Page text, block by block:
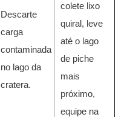
Descarte
carga
contaminada
no lago da
cratera.
colete lixo
quiral, leve
até o lago
de piche
mais
próximo,
equipe na